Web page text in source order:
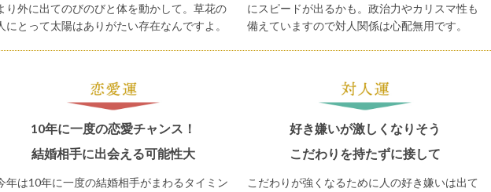
り外に出てのびのびと体を動かして。草花の
にとって太陽はありがたい存在なんですよ。
にスピードが出るかも。政治力やカリスマ性も
備えていますので対人関係は心配無用です。
10年に一度の恋愛チャンス！
結婚相手に出会える可能性大
年は10年に一度の結婚相手がまわるタイミン
好き嫌いが激しくなりそう
こだわりを持たずに接して
こだわりが強くなるために人の好き嫌いは出て